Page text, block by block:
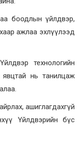
боодлын үйлдвэр,
ажлаа эхлүүлээд
технологийн
нь танилцаж
ашиглагдахгүй
Үйлдвэрийн бүс